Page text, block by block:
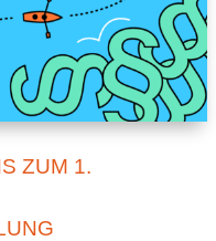
ZUM 1.